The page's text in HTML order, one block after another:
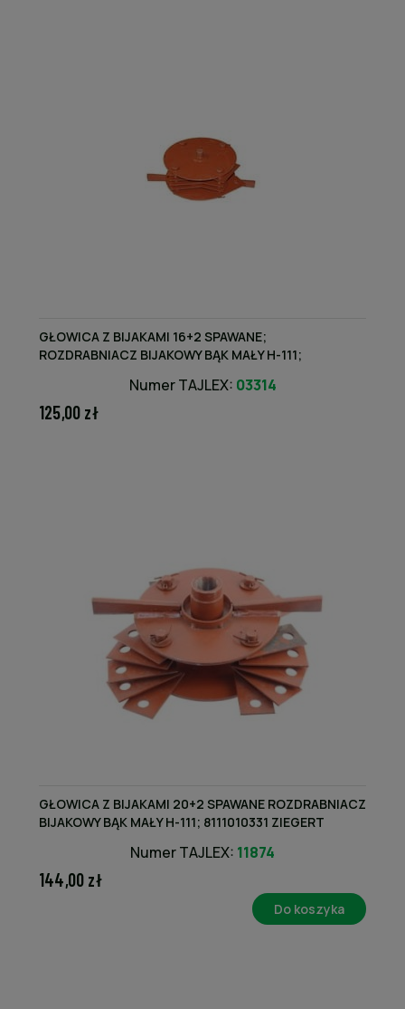
GŁOWICA Z BIJAKAMI 16+2 SPAWANE;
ROZDRABNIACZ BIJAKOWY BĄK MAŁY H-111;
Numer TAJLEX: 03314
125,00 zł
GŁOWICA Z BIJAKAMI 20+2 SPAWANE ROZDRABNIACZ
BIJAKOWY BĄK MAŁY H-111; 8111010331 ZIEGERT
Numer TAJLEX: 11874
144,00 zł
Do koszyka